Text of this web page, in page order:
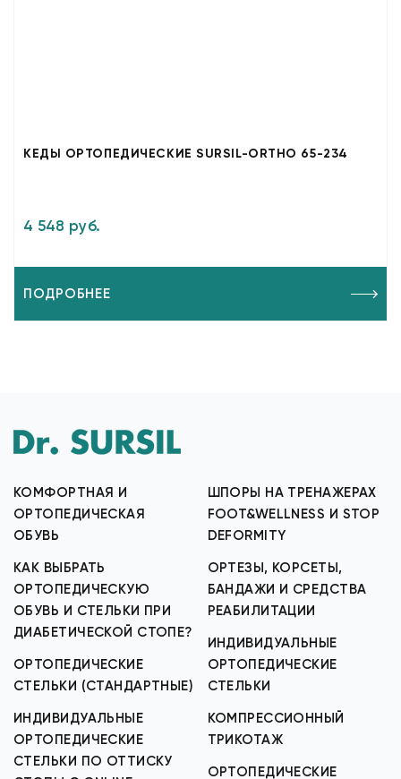
КЕДЫ ОРТОПЕДИЧЕСКИЕ SURSIL-ORTHO 65-234
4 548 руб.
ПОДРОБНЕЕ
КОМФОРТНАЯ И
ОРТОПЕДИЧЕСКАЯ
ОБУВЬ
КАК ВЫБРАТЬ
ОРТОПЕДИЧЕСКУЮ
ОБУВЬ И СТЕЛЬКИ ПРИ
ДИАБЕТИЧЕСКОЙ СТОПЕ?
ОРТОПЕДИЧЕСКИЕ
СТЕЛЬКИ (СТАНДАРТНЫЕ)
ИНДИВИДУАЛЬНЫЕ
ОРТОПЕДИЧЕСКИЕ
СТЕЛЬКИ ПО ОТТИСКУ
ШПОРЫ НА ТРЕНАЖЕРАХ
FOOT&WELLNESS И STOP
DEFORMITY
ОРТЕЗЫ, КОРСЕТЫ,
БАНДАЖИ И СРЕДСТВА
РЕАБИЛИТАЦИИ
ИНДИВИДУАЛЬНЫЕ
ОРТОПЕДИЧЕСКИЕ
СТЕЛЬКИ
КОМПРЕССИОННЫЙ
ТРИКОТАЖ
ОРТОПЕДИЧЕСКИЕ